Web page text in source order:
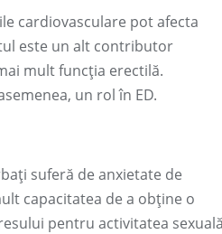
cardiovasculare pot afecta
este un alt contributor
mult funcția erectilă.
un rol în ED.
suferă de anxietate de
capacitatea de a obține o
pentru activitatea